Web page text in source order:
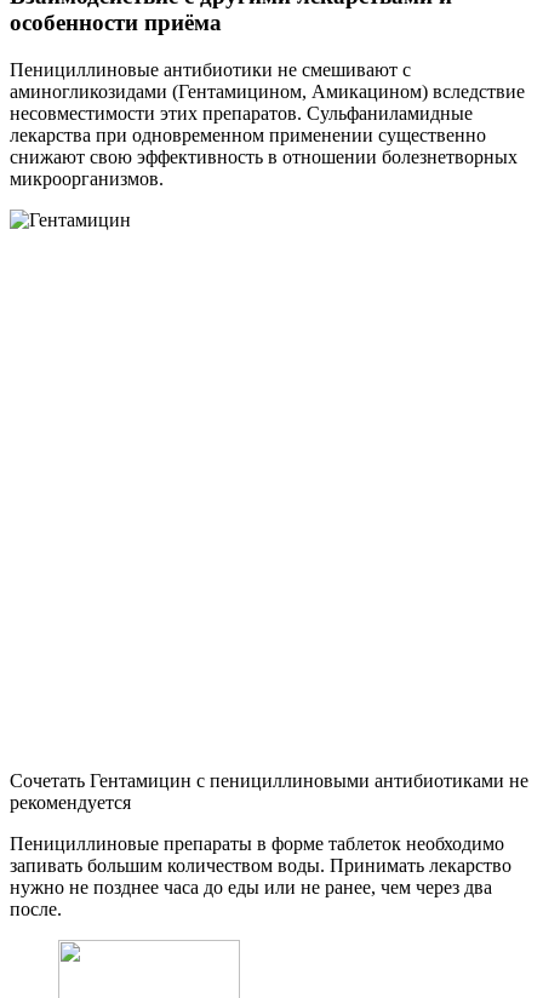
особенности приёма
Пенициллиновые антибиотики не смешивают с
аминогликозидами (Гентамицином, Амикацином) вследствие
несовместимости этих препаратов. Сульфаниламидные
лекарства при одновременном применении существенно
снижают свою эффективность в отношении болезнетворных
микроорганизмов.
Сочетать Гентамицин с пенициллиновыми антибиотиками не
рекомендуется
Пенициллиновые препараты в форме таблеток необходимо
запивать большим количеством воды. Принимать лекарство
нужно не позднее часа до еды или не ранее, чем через два
после.